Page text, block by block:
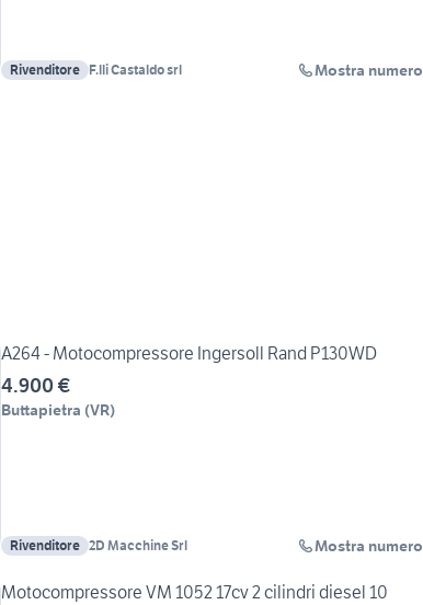
Rivenditore F.lli Castaldo srl Mostra numero
A264 - Motocompressore Ingersoll Rand P130WD
4.900 €
Buttapietra (VR)
Rivenditore 2D Macchine Srl Mostra numero
Motocompressore VM 1052 17cv 2 cilindri diesel 10